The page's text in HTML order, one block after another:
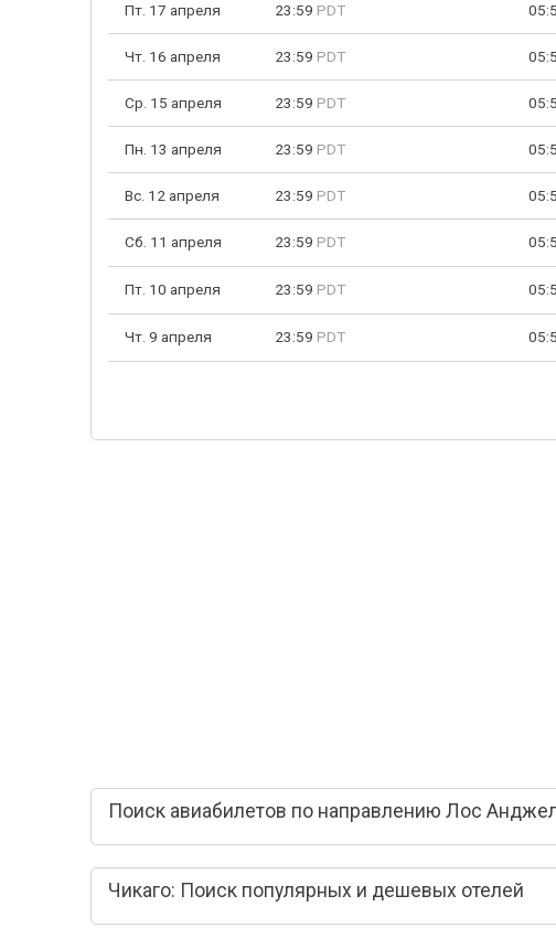
Пт. 17 апреля 23:59 PDT
Чт. 16 апреля 23:59 PDT
Ср. 15 апреля 23:59 PDT
Пн. 13 апреля 23:59 PDT
Вс. 12 апреля 23:59 PDT
Сб. 11 апреля 23:59 PDT
Пт. 10 апреля 23:59 PDT
Чт. 9 апреля 23:59 PDT
Поиск авиабилетов по направлению Лос
Чикаго: Поиск популярных и дешевых отелей